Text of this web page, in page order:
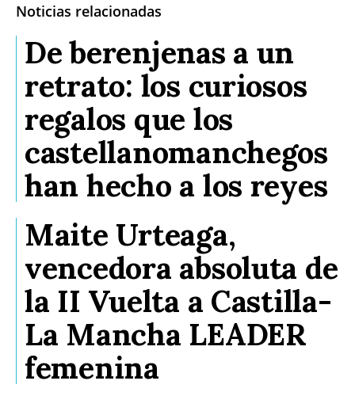
Noticias relacionadas
De berenjenas a un
retrato: los curiosos
regalos que los
castellanomanchegos
han hecho a los reyes
Maite Urteaga,
vencedora absoluta de
la II Vuelta a Castilla-
La Mancha LEADER
femenina